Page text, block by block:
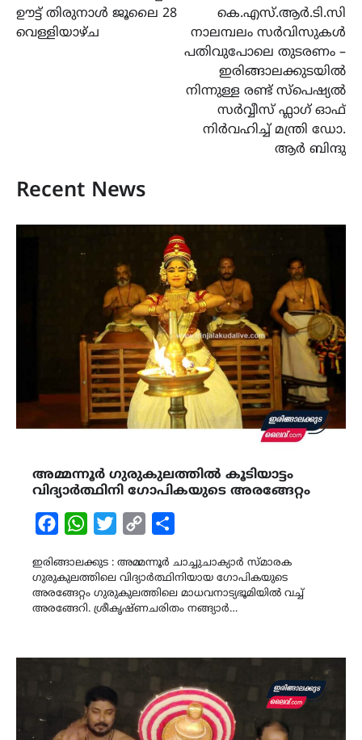
ഊട്ട് തിരുനാൾ ജൂലൈ 28
വെള്ളിയാഴ്ച
കെ.എസ്.ആർ.ടി.സി
നാലമ്പലം സർവിസുകൾ
പതിവുപോലെ തുടരണം –
ഇരിങ്ങാലക്കുടയിൽ
നിന്നുള്ള രണ്ട് സ്പെഷ്യൽ
സർവ്വീസ് ഫ്ലാഗ് ഓഫ്
നിർവഹിച്ച് മന്ത്രി ഡോ.
ആർ ബിന്ദു
Recent News
അമ്മന്നൂർ ഗുരുകുലത്തിൽ കൂടിയാട്ടം
വിദ്യാർത്ഥിനി ഗോപികയുടെ അരങ്ങേറ്റം
FacebookWhatsAppTwitterCopy
ഇരിങ്ങാലക്കുട : അമ്മന്നൂർ ചാച്ചുചാക്യാർ സ്മാരക
ഗുരുകുലത്തിലെ വിദ്യാർത്ഥിനിയായ ഗോപികയുടെ
അരങ്ങേറ്റം ഗുരുകുലത്തിലെ മാധവനാട്യഭൂമിയിൽ വച്ച്
അരങ്ങേറി. ശ്രീകൃഷ്ണചരിതം നങ്ങ്യാർ…